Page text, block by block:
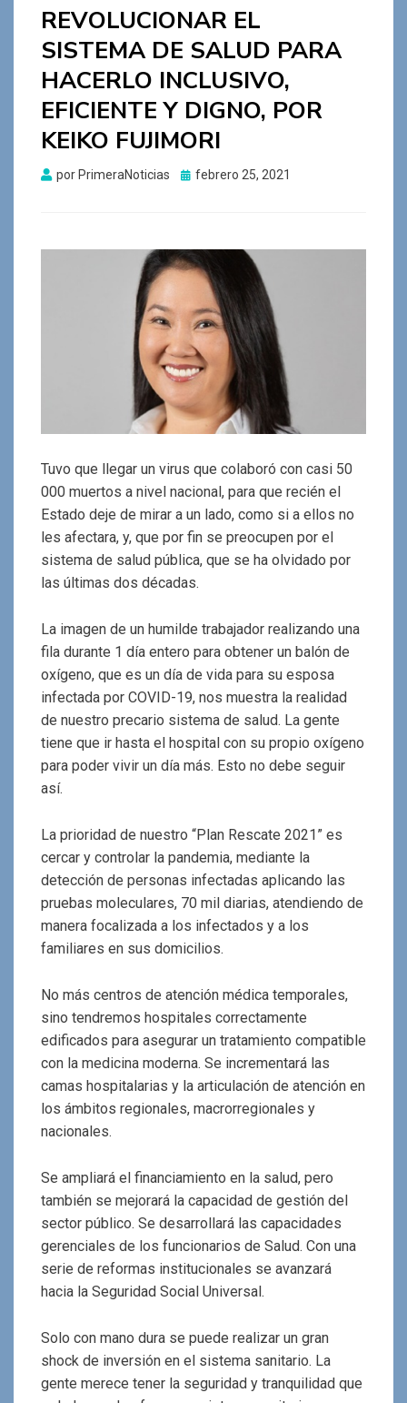
REVOLUCIONAR EL
SISTEMA DE SALUD PARA
HACERLO INCLUSIVO,
EFICIENTE Y DIGNO, POR
KEIKO FUJIMORI
por PrimeraNoticias
Publicado
febrero 25, 2021
Tuvo que llegar un virus que colaboró con casi 50
000 muertos a nivel nacional, para que recién el
Estado deje de mirar a un lado, como si a ellos no
les afectara, y, que por fin se preocupen por el
sistema de salud pública, que se ha olvidado por
las últimas dos décadas.
La imagen de un humilde trabajador realizando una
fila durante 1 día entero para obtener un balón de
oxígeno, que es un día de vida para su esposa
infectada por COVID-19, nos muestra la realidad
de nuestro precario sistema de salud. La gente
tiene que ir hasta el hospital con su propio oxígeno
para poder vivir un día más. Esto no debe seguir
así.
La prioridad de nuestro “Plan Rescate 2021” es
cercar y controlar la pandemia, mediante la
detección de personas infectadas aplicando las
pruebas moleculares, 70 mil diarias, atendiendo de
manera focalizada a los infectados y a los
familiares en sus domicilios.
No más centros de atención médica temporales,
sino tendremos hospitales correctamente
edificados para asegurar un tratamiento compatible
con la medicina moderna. Se incrementará las
camas hospitalarias y la articulación de atención en
los ámbitos regionales, macrorregionales y
nacionales.
Se ampliará el financiamiento en la salud, pero
también se mejorará la capacidad de gestión del
sector público. Se desarrollará las capacidades
gerenciales de los funcionarios de Salud. Con una
serie de reformas institucionales se avanzará
hacia la Seguridad Social Universal.
Solo con mano dura se puede realizar un gran
shock de inversión en el sistema sanitario. La
gente merece tener la seguridad y tranquilidad que